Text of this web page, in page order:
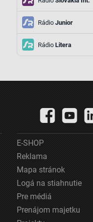
RádioJunior
RádioLitera
E-SHOP
Reklama
Mapa stránok
Logá na stiahnutie
Pre médiá
Prenájom majetku